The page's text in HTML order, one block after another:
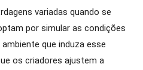
variadas quando se
por simular as condições
que induza esse
os criadores ajustem a